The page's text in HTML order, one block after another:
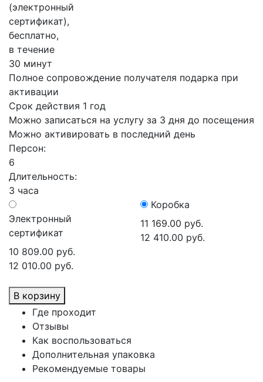
(электронный
сертификат),
бесплатно,
в течение
30 минут
Полное сопровождение получателя подарка при
активации
Срок действия 1 год
Можно записаться на услугу за 3 дня до посещения
Можно активировать в последний день
Персон:
6
Длительность:
3 часа
Электронный
сертификат
10 809.00 руб.
12 010.00 руб.
Коробка
11 169.00 руб.
12 410.00 руб.
В корзину
Где проходит
Отзывы
Как воспользоваться
Дополнительная упаковка
Рекомендуемые товары